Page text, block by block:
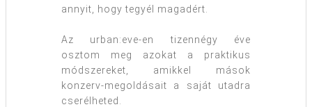
annyit, hogy tegyél magadért.
Az urban:eve-en tizennégy éve
osztom meg azokat a praktikus
módszereket, amikkel mások
konzerv-megoldásait a saját utadra
cserélheted.